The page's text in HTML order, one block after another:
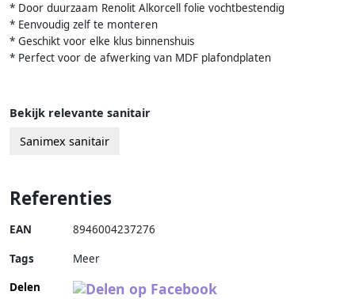
* Door duurzaam Renolit Alkorcell folie vochtbestendig
* Eenvoudig zelf te monteren
* Geschikt voor elke klus binnenshuis
* Perfect voor de afwerking van MDF plafondplaten
Bekijk relevante sanitair
Sanimex sanitair
Referenties
EAN 8946004237276
Tags
Meer
Delen